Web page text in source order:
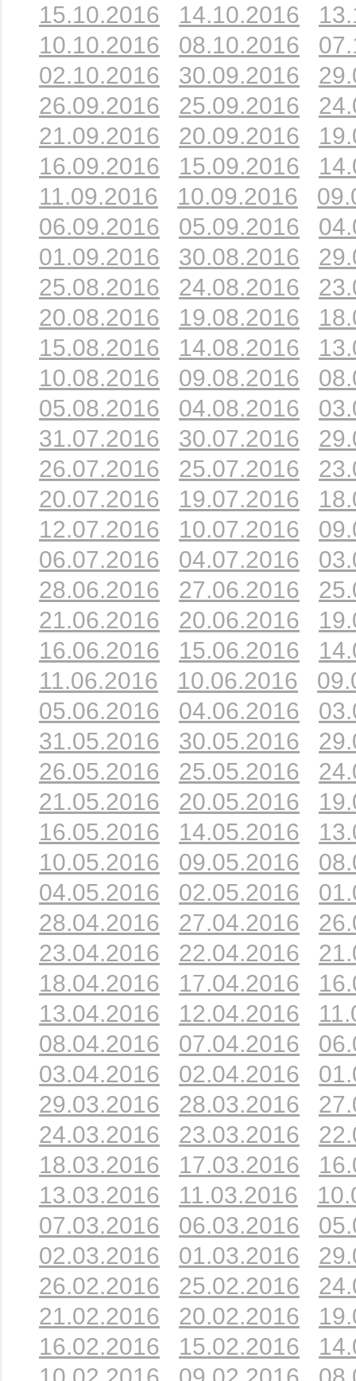
15.10.2016
14.10.2016
10.10.2016
08.10.2016
02.10.2016
30.09.2016
26.09.2016
25.09.2016
21.09.2016
20.09.2016
16.09.2016
15.09.2016
11.09.2016
10.09.2016
06.09.2016
05.09.2016
01.09.2016
30.08.2016
25.08.2016
24.08.2016
20.08.2016
19.08.2016
15.08.2016
14.08.2016
10.08.2016
09.08.2016
05.08.2016
04.08.2016
31.07.2016
30.07.2016
26.07.2016
25.07.2016
20.07.2016
19.07.2016
12.07.2016
10.07.2016
06.07.2016
04.07.2016
28.06.2016
27.06.2016
21.06.2016
20.06.2016
16.06.2016
15.06.2016
11.06.2016
10.06.2016
05.06.2016
04.06.2016
31.05.2016
30.05.2016
26.05.2016
25.05.2016
21.05.2016
20.05.2016
16.05.2016
14.05.2016
10.05.2016
09.05.2016
04.05.2016
02.05.2016
28.04.2016
27.04.2016
23.04.2016
22.04.2016
18.04.2016
17.04.2016
13.04.2016
12.04.2016
08.04.2016
07.04.2016
03.04.2016
02.04.2016
29.03.2016
28.03.2016
24.03.2016
23.03.2016
18.03.2016
17.03.2016
13.03.2016
11.03.2016
07.03.2016
06.03.2016
02.03.2016
01.03.2016
26.02.2016
25.02.2016
21.02.2016
20.02.2016
16.02.2016
15.02.2016